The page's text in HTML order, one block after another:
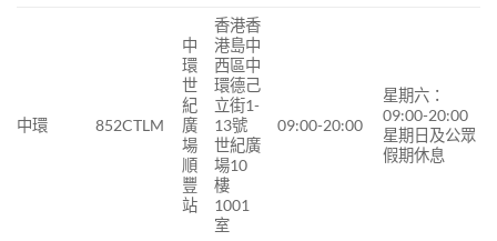
中環 852CTLM
中
環
世
紀
廣
場
順
豐
站
香港香
港島中
西區中
環德己
立街1-
13號
世紀廣
場10
樓
1001
室
09:00-20:00
星期六：
09:00-20:00
星期日及公眾
假期休息